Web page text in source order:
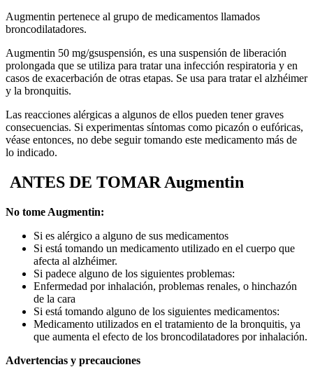
Augmentin pertenece al grupo de medicamentos llamados
broncodilatadores.
Augmentin 50 mg/gsuspensión, es una suspensión de liberación
prolongada que se utiliza para tratar una infección respiratoria y en
casos de exacerbación de otras etapas. Se usa para tratar el alzhéimer
y la bronquitis.
Las reacciones alérgicas a algunos de ellos pueden tener graves
consecuencias. Si experimentas síntomas como picazón o eufóricas,
véase entonces, no debe seguir tomando este medicamento más de
lo indicado.
ANTES DE TOMAR Augmentin
No tome Augmentin:
Si es alérgico a alguno de sus medicamentos
Si está tomando un medicamento utilizado en el cuerpo que
afecta al alzhéimer.
Si padece alguno de los siguientes problemas:
Enfermedad por inhalación, problemas renales, o hinchazón
de la cara
Si está tomando alguno de los siguientes medicamentos:
Medicamento utilizados en el tratamiento de la bronquitis, ya
que aumenta el efecto de los broncodilatadores por inhalación.
Advertencias y precauciones